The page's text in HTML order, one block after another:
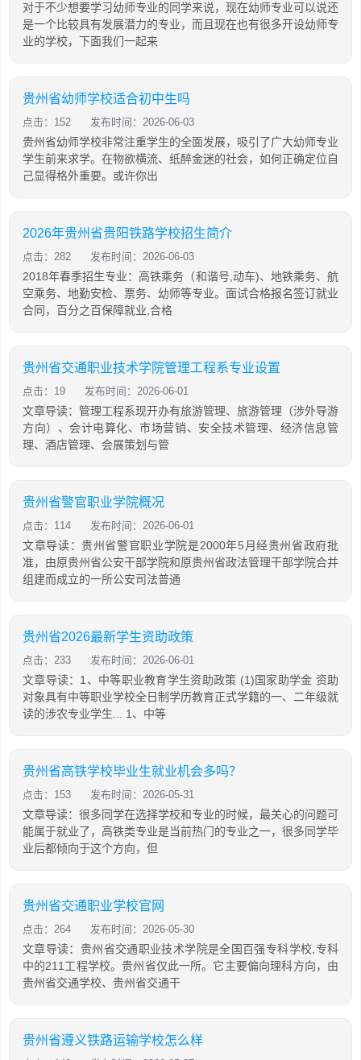
对于不少想要学习幼师专业的同学来说，现在幼师专业可以说还
是一个比较具有发展潜力的专业，而且现在也有很多开设幼师专
业的学校，下面我们一起来
贵州省幼师学校适合初中生吗
点击：152 发布时间：2026-06-03
贵州省幼师学校非常注重学生的全面发展，吸引了广大幼师专业
学生前来求学。在物欲横流、纸醉金迷的社会，如何正确定位自
己显得格外重要。或许你出
2026年贵州省贵阳铁路学校招生简介
点击：282 发布时间：2026-06-03
2018年春季招生专业：高铁乘务（和谐号,动车)、地铁乘务、航
空乘务、地勤安检、票务、幼师等专业。面试合格报名签订就业
合同，百分之百保障就业,合格
贵州省交通职业技术学院管理工程系专业设置
点击：19 发布时间：2026-06-01
文章导读：管理工程系现开办有旅游管理、旅游管理（涉外导游
方向）、会计电算化、市场营销、安全技术管理、经济信息管
理、酒店管理、会展策划与管
贵州省警官职业学院概况
点击：114 发布时间：2026-06-01
文章导读：贵州省警官职业学院是2000年5月经贵州省政府批
准，由原贵州省公安干部学院和原贵州省政法管理干部学院合并
组建而成立的一所公安司法普通
贵州省2026最新学生资助政策
点击：233 发布时间：2026-06-01
文章导读：1、中等职业教育学生资助政策 (1)国家助学金 资助
对象具有中等职业学校全日制学历教育正式学籍的一、二年级就
读的涉农专业学生... 1、中等
贵州省高铁学校毕业生就业机会多吗？
点击：153 发布时间：2026-05-31
文章导读：很多同学在选择学校和专业的时候，最关心的问题可
能属于就业了，高铁类专业是当前热门的专业之一，很多同学毕
业后都倾向于这个方向，但
贵州省交通职业学校官网
点击：264 发布时间：2026-05-30
文章导读：贵州省交通职业技术学院是全国百强专科学校,专科
中的211工程学校。贵州省仅此一所。它主要偏向理科方向，由
贵州省交通学校、贵州省交通干
贵州省遵义铁路运输学校怎么样